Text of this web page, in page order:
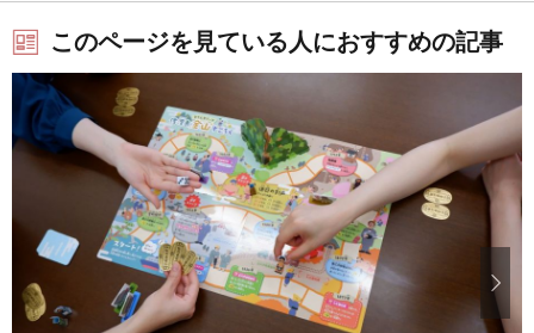
このページを見ている人におすすめの記事